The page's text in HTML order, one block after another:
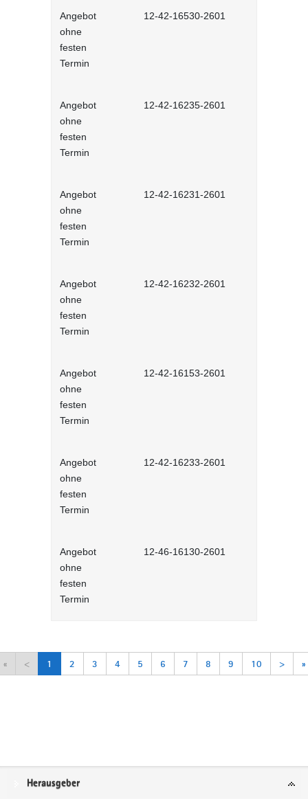
Angebot
ohne
festen
Termin
12-42-16530-2601
Angebot
ohne
festen
Termin
12-42-16235-2601
Angebot
ohne
festen
Termin
12-42-16231-2601
Angebot
ohne
festen
Termin
12-42-16232-2601
Angebot
ohne
festen
Termin
12-42-16153-2601
Angebot
ohne
festen
Termin
12-42-16233-2601
Angebot
ohne
festen
Termin
12-46-16130-2601
« < 1 2 3 4 5 6 7 8 9 10 > »
Service
Herausgeber